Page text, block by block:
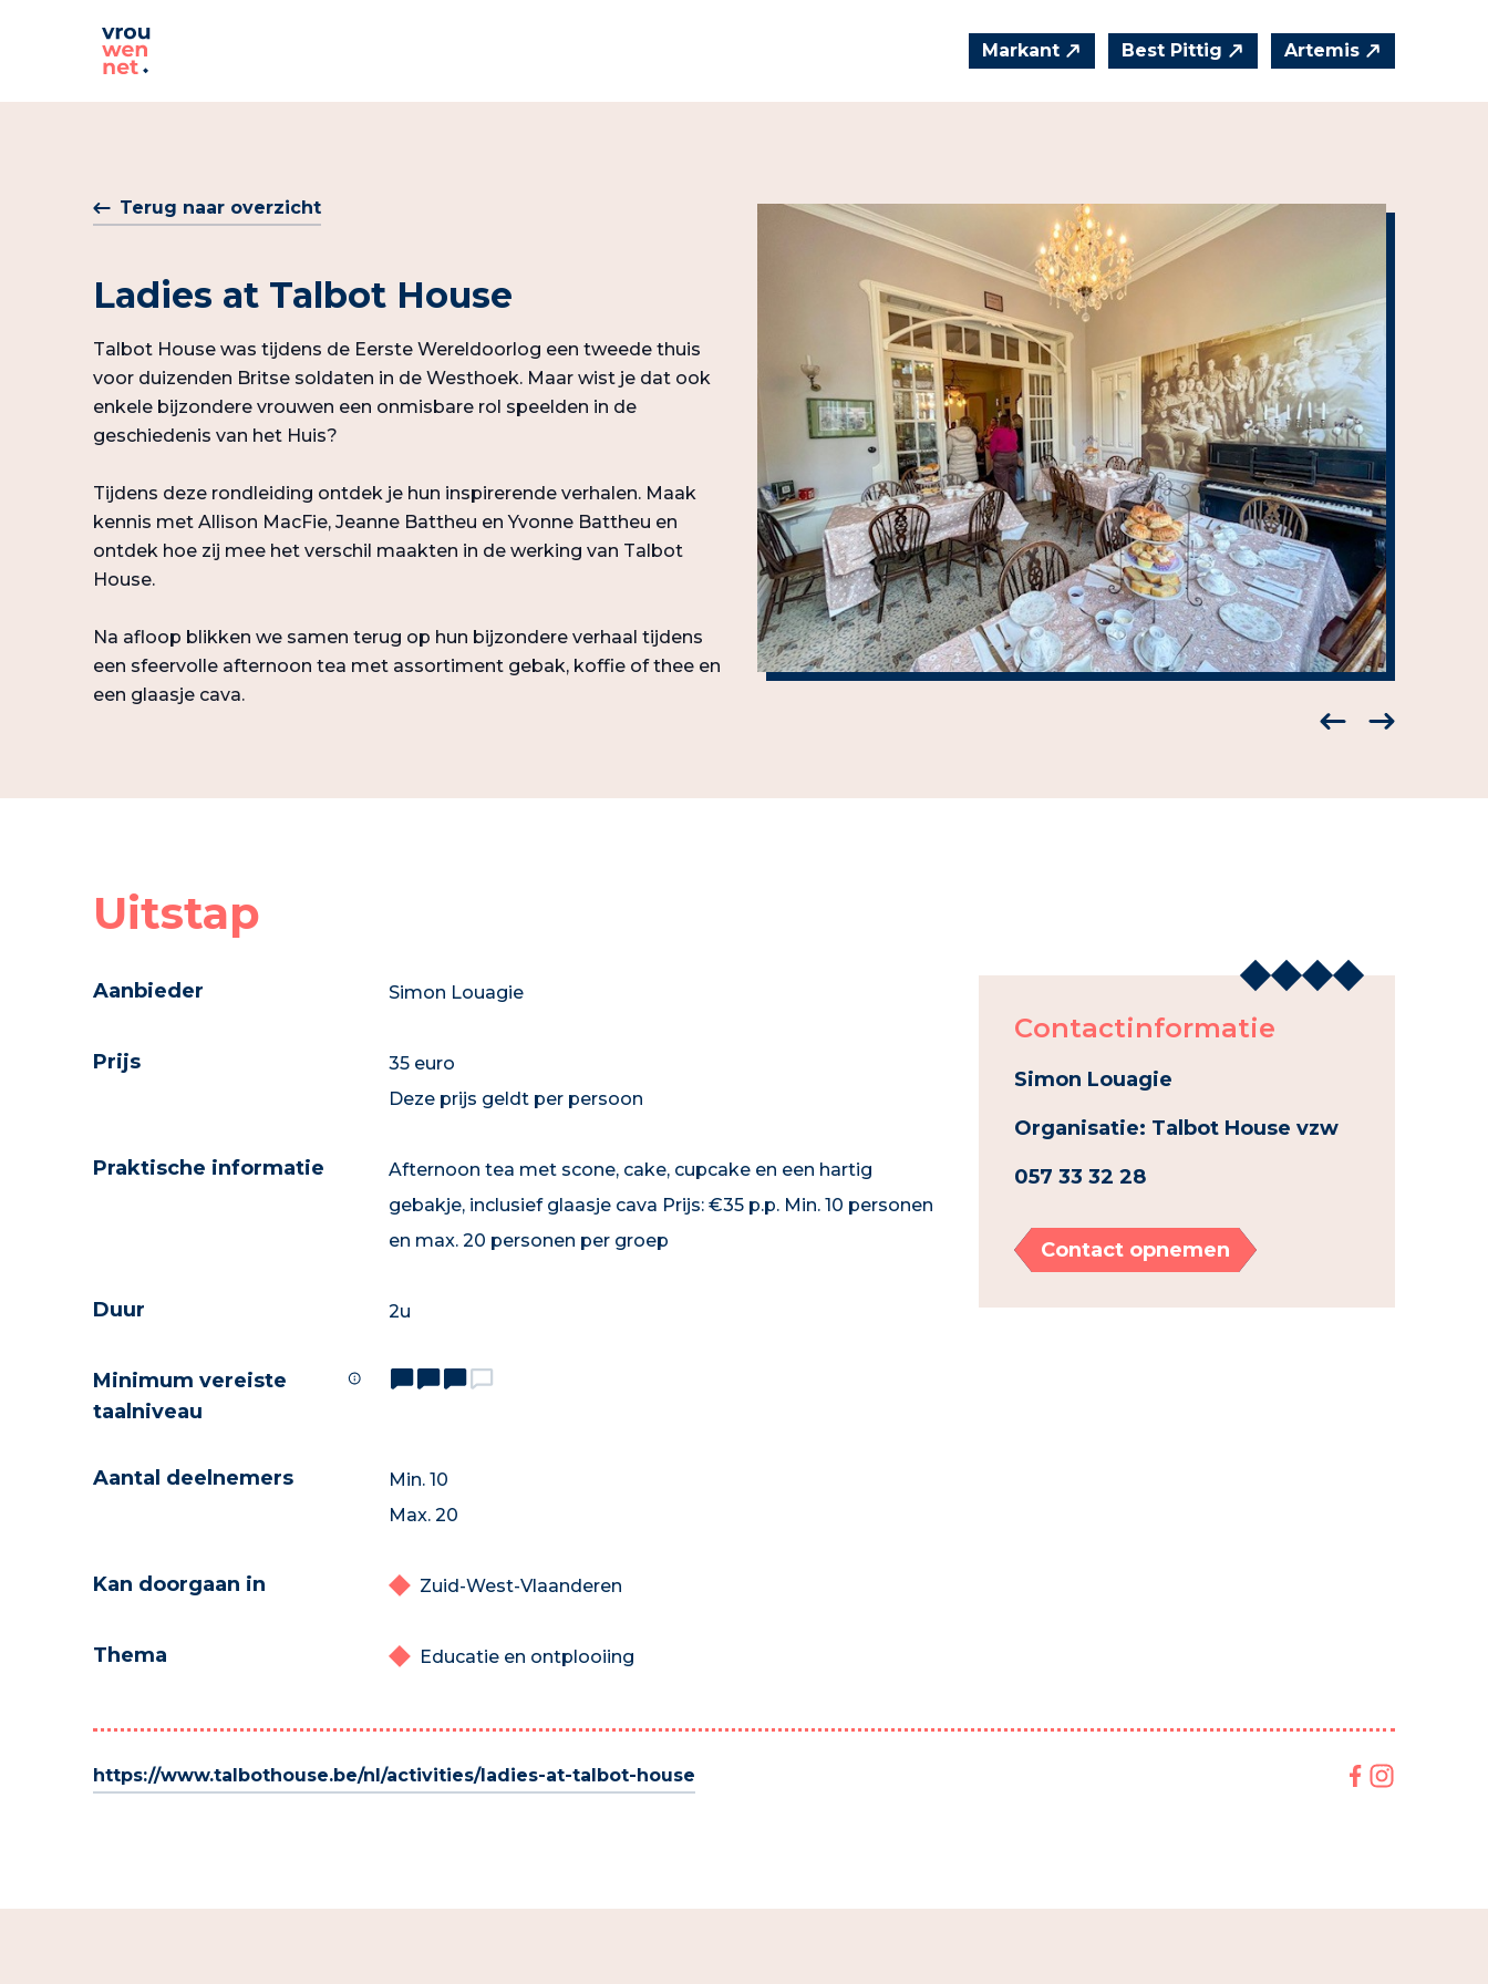
Markant Best Pittig Artemis
Terug naar overzicht
Ladies at Talbot House
Talbot House was tijdens de Eerste Wereldoorlog een tweede thuis
voor duizenden Britse soldaten in de Westhoek. Maar wist je dat ook
enkele bijzondere vrouwen een onmisbare rol speelden in de
geschiedenis van het Huis?
Tijdens deze rondleiding ontdek je hun inspirerende verhalen. Maak
kennis met Allison MacFie, Jeanne Battheu en Yvonne Battheu en
ontdek hoe zij mee het verschil maakten in de werking van Talbot
House.
Na afloop blikken we samen terug op hun bijzondere verhaal tijdens
een sfeervolle afternoon tea met assortiment gebak, koffie of thee en
een glaasje cava.
Uitstap
Aanbieder Simon Louagie
Prijs
35 euro
Deze prijs geldt per persoon
Praktische informatie
Afternoon tea met scone, cake, cupcake en een hartig
gebakje, inclusief glaasje cava Prijs: €35 p.p. Min. 10 personen
en max. 20 personen per groep
Duur 2u
Minimum vereiste
taalniveau
Aantal deelnemers
Min. 10
Max. 20
Kan doorgaan in Zuid-West-Vlaanderen
Thema Educatie en ontplooiing
Contactinformatie
Simon Louagie
Organisatie: Talbot House vzw
057 33 32 28
Contact opnemen
https://www.talbothouse.be/nl/activities/ladies-at-talbot-house